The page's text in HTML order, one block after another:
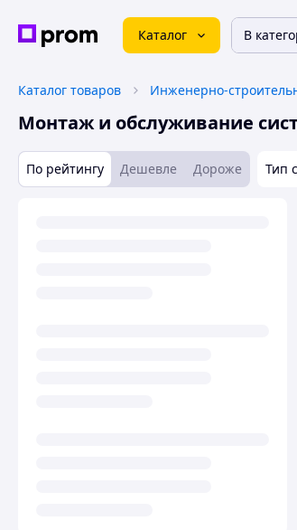
Каталог В
Каталог товаров Инженерно-
Монтаж и обслуживание
По рейтингу Дешевле Дороже Тип